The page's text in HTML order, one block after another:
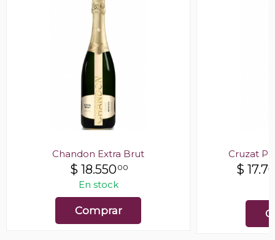
Chandon Extra Brut
$ 18.55000
En stock
Comprar
Cruzat
$